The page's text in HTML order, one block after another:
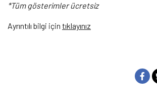
*Tüm gösterimler ücretsiz
Ayrıntılı bilgi için tıklayınız